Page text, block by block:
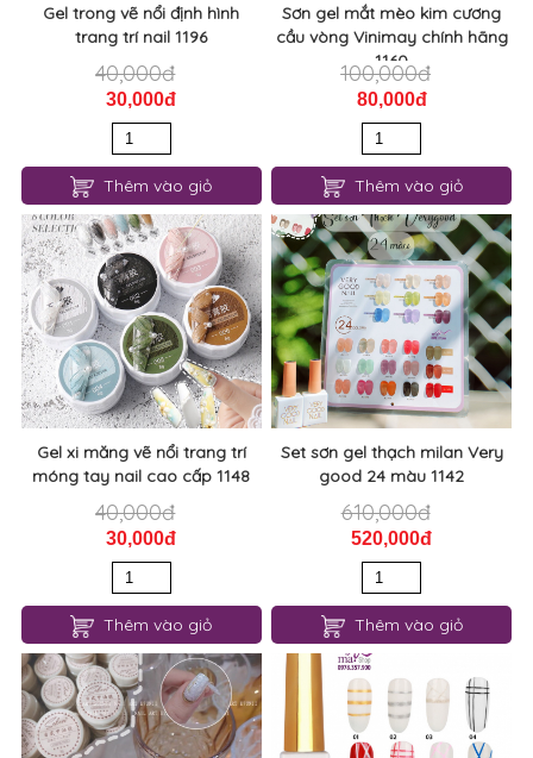
Gel trong vẽ nổi định hình
trang trí nail 1196
40,000đ
30,000đ
Thêm vào giỏ
Sơn gel mắt mèo kim cương
cầu vòng Vinimay chính hãng
1160
100,000đ
80,000đ
Thêm vào giỏ
Gel xi măng vẽ nổi trang trí
móng tay nail cao cấp 1148
40,000đ
30,000đ
Thêm vào giỏ
Set sơn gel thạch milan Very
good 24 màu 1142
610,000đ
520,000đ
Thêm vào giỏ